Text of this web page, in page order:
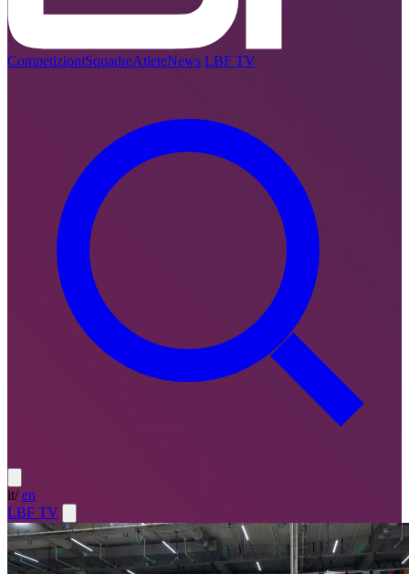
CompetizioniSquadreAtleteNews LBF TV
it/ en
LBF TV